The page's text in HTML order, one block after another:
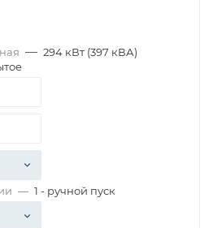
— 294 кВт (397 кВА)
— 1 - ручной пуск